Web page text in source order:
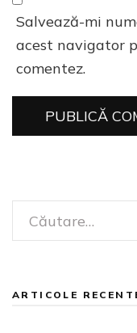
Salvează-mi
acest navigator
comentez.
Caută
după:
ARTICOLE